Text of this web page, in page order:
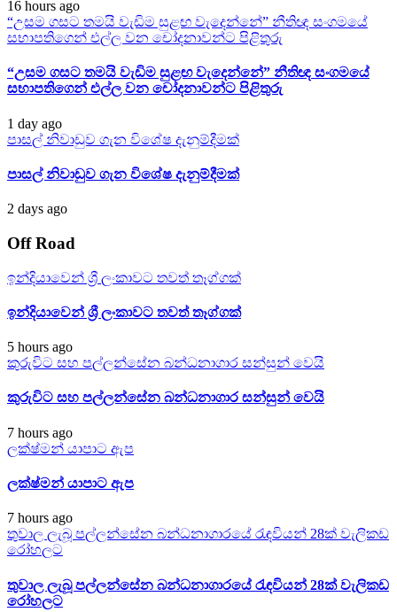
16 hours ago
“උසම ගසට තමයි වැඩිම සුළඟ වැදෙන්නේ” නීතිඥ සංගමයේ
සභාපතිගෙන් එල්ල වන චෝදනාවන්ට පිළිතුරු
“උසම ගසට තමයි වැඩිම සුළඟ වැදෙන්නේ” නීතිඥ සංගමයේ
සභාපතිගෙන් එල්ල වන චෝදනාවන්ට පිළිතුරු
1 day ago
පාසල් නිවාඩුව ගැන විශේෂ දැනුම්දීමක්
පාසල් නිවාඩුව ගැන විශේෂ දැනුම්දීමක්
2 days ago
Off Road
ඉන්දියාවෙන් ශ්‍රී ලංකාවට තවත් තෑග්ගක්
ඉන්දියාවෙන් ශ්‍රී ලංකාවට තවත් තෑග්ගක්
5 hours ago
කුරුවිට සහ පල්ලන්සේන බන්ධනාගාර සන්සුන් වෙයි
කුරුවිට සහ පල්ලන්සේන බන්ධනාගාර සන්සුන් වෙයි
7 hours ago
ලක්ෂ්මන් යාපාට ඇප
ලක්ෂ්මන් යාපාට ඇප
7 hours ago
තුවාල ලැබූ පල්ලන්සේන බන්ධනාගාරයේ රැඳවියන් 28ක් වැලිකඩ
රෝහලට
තුවාල ලැබූ පල්ලන්සේන බන්ධනාගාරයේ රැඳවියන් 28ක් වැලිකඩ
රෝහලට